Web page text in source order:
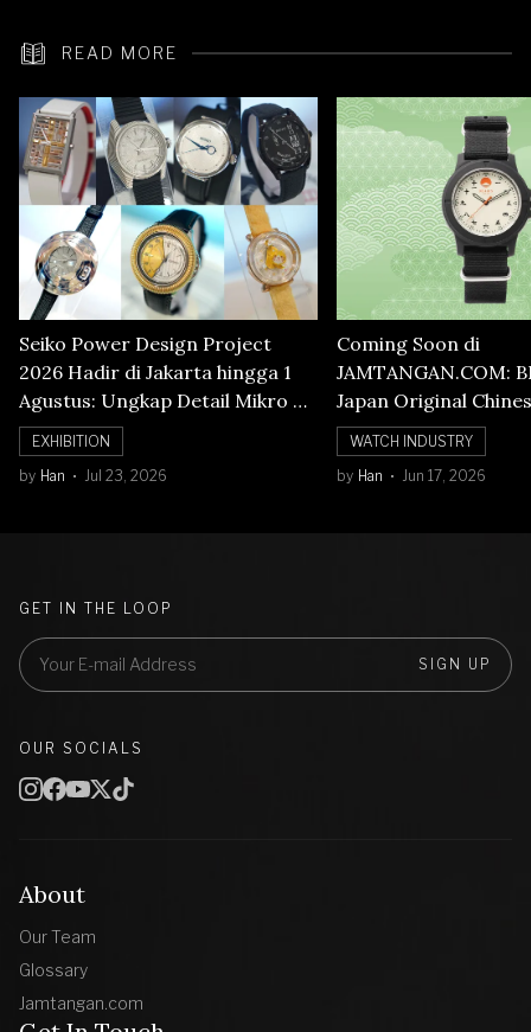
READ MORE
Seiko Power Design Project
2026 Hadir di Jakarta hingga 1
Agustus: Ungkap Detail Mikro di
Balik Seni Watchmaking
EXHIBITION
by Han Jul 23, 2026
Coming Soon di
JAMTANGAN.COM:
Japan Original
Numerals Watch
WATCH INDUSTRY
by Han Jun 17, 2026
About
Our Team
Glossary
Jamtangan.com
GET IN THE LOOP
SIGN UP
OUR SOCIALS